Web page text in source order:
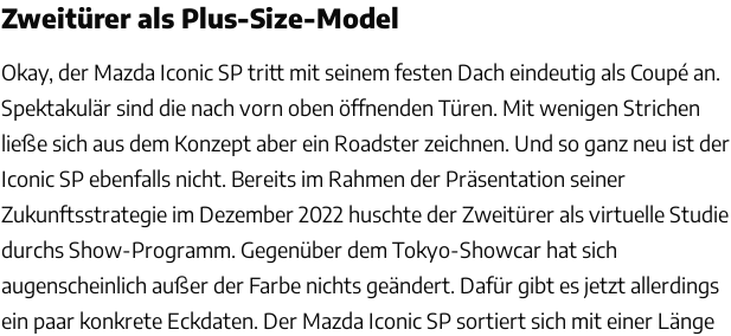
Zweitürer als Plus-Size-Model
Okay, der Mazda Iconic SP tritt mit seinem festen Dach eindeutig als Coupé an.
Spektakulär sind die nach vorn oben öffnenden Türen. Mit wenigen Strichen
ließe sich aus dem Konzept aber ein Roadster zeichnen. Und so ganz neu ist der
Iconic SP ebenfalls nicht. Bereits im Rahmen der Präsentation seiner
Zukunftsstrategie im Dezember 2022 huschte der Zweitürer als virtuelle Studie
durchs Show-Programm. Gegenüber dem Tokyo-Showcar hat sich
augenscheinlich außer der Farbe nichts geändert. Dafür gibt es jetzt allerdings
ein paar konkrete Eckdaten. Der Mazda Iconic SP sortiert sich mit einer Länge